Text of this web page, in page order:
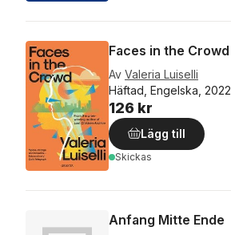
Faces in the Crowd
Av Valeria Luiselli
Häftad, Engelska, 2022
126 kr
Lägg till
Skickas
Anfang Mitte Ende